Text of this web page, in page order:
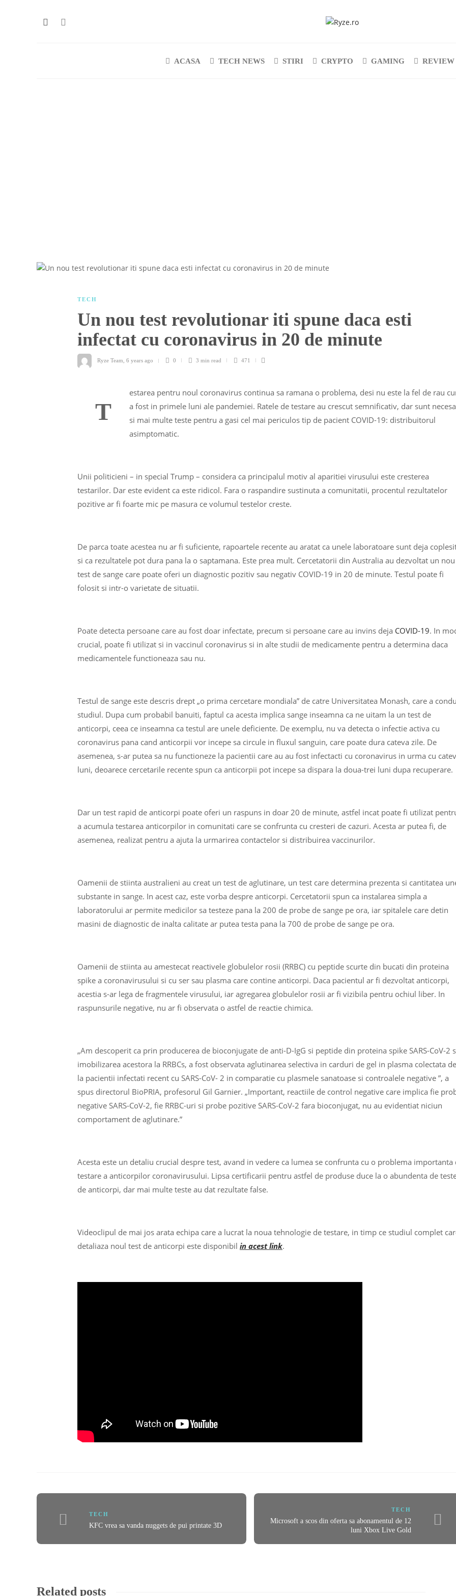
ACASA TECH NEWS STIRI CRYPTO GAMING REVIEW
TECH
Un nou test revolutionar iti spune daca esti
infectat cu coronavirus in 20 de minute
Ryze Team 6 years ago 0 3 min read 471
T
estarea pentru noul coronavirus continua sa ramana o problema, desi nu este la fel de rau
a fost in primele luni ale pandemiei. Ratele de testare au crescut semnificativ, dar sunt
si mai multe teste pentru a gasi cel mai periculos tip de pacient COVID-19: distribuitorul
asimptomatic.
Unii politicieni – in special Trump – considera ca principalul motiv al aparitiei virusului este cresterea
testarilor. Dar este evident ca este ridicol. Fara o raspandire sustinuta a comunitatii, procentul rezultatelor
pozitive ar fi foarte mic pe masura ce volumul testelor creste.
De parca toate acestea nu ar fi suficiente, rapoartele recente au aratat ca unele laboratoare sunt deja
si ca rezultatele pot dura pana la o saptamana. Este prea mult. Cercetatorii din Australia au dezvoltat un nou
test de sange care poate oferi un diagnostic pozitiv sau negativ COVID-19 in 20 de minute. Testul poate fi
folosit si intr-o varietate de situatii.
Poate detecta persoane care au fost doar infectate, precum si persoane care au invins deja COVID-19. In
crucial, poate fi utilizat si in vaccinul coronavirus si in alte studii de medicamente pentru a determina daca
medicamentele functioneaza sau nu.
Testul de sange este descris drept „o prima cercetare mondiala” de catre Universitatea Monash, care a
studiul. Dupa cum probabil banuiti, faptul ca acesta implica sange inseamna ca ne uitam la un test de
anticorpi, ceea ce inseamna ca testul are unele deficiente. De exemplu, nu va detecta o infectie activa cu
coronavirus pana cand anticorpii vor incepe sa circule in fluxul sanguin, care poate dura cateva zile. De
asemenea, s-ar putea sa nu functioneze la pacientii care au au fost infectacti cu coronavirus in urma cu
luni, deoarece cercetarile recente spun ca anticorpii pot incepe sa dispara la doua-trei luni dupa recuperare.
Dar un test rapid de anticorpi poate oferi un raspuns in doar 20 de minute, astfel incat poate fi utilizat
a acumula testarea anticorpilor in comunitati care se confrunta cu cresteri de cazuri. Acesta ar putea fi, de
asemenea, realizat pentru a ajuta la urmarirea contactelor si distribuirea vaccinurilor.
Oamenii de stiinta australieni au creat un test de aglutinare, un test care determina prezenta si cantitatea
substante in sange. In acest caz, este vorba despre anticorpi. Cercetatorii spun ca instalarea simpla a
laboratorului ar permite medicilor sa testeze pana la 200 de probe de sange pe ora, iar spitalele care detin
masini de diagnostic de inalta calitate ar putea testa pana la 700 de probe de sange pe ora.
Oamenii de stiinta au amestecat reactivele globulelor rosii (RRBC) cu peptide scurte din bucati din proteina
spike a coronavirusului si cu ser sau plasma care contine anticorpi. Daca pacientul ar fi dezvoltat anticorpi,
acestia s-ar lega de fragmentele virusului, iar agregarea globulelor rosii ar fi vizibila pentru ochiul liber. In
raspunsurile negative, nu ar fi observata o astfel de reactie chimica.
„Am descoperit ca prin producerea de bioconjugate de anti-D-IgG si peptide din proteina spike SARS-CoV-2
imobilizarea acestora la RRBCs, a fost observata aglutinarea selectiva in carduri de gel in plasma colectata de
la pacientii infectati recent cu SARS-CoV- 2 in comparatie cu plasmele sanatoase si controalele negative ”, a
spus directorul BioPRIA, profesorul Gil Garnier. „Important, reactiile de control negative care implica fie
negative SARS-CoV-2, fie RRBC-uri si probe pozitive SARS-CoV-2 fara bioconjugat, nu au evidentiat niciun
comportament de aglutinare.”
Acesta este un detaliu crucial despre test, avand in vedere ca lumea se confrunta cu o problema importanta
testare a anticorpilor coronavirusului. Lipsa certificarii pentru astfel de produse duce la o abundenta de
de anticorpi, dar mai multe teste au dat rezultate false.
Videoclipul de mai jos arata echipa care a lucrat la noua tehnologie de testare, in timp ce studiul complet
detaliaza noul test de anticorpi este disponibil in acest link.
TECH
KFC vrea sa vanda nuggets de pui printate 3D
TECH
Microsoft a scos din oferta sa abonamentul de 12
luni Xbox Live Gold
Related posts